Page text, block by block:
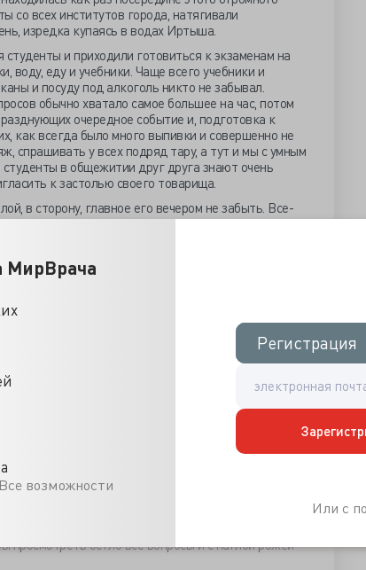
МирВрача
Все возможности
Регистрация
Регистрация
Или с
со всех институтов города, натягивали
изредка купаясь в водах Иртыша.
и приходили готовиться к экзаменам на
воду, еду и учебники. Чаще всего учебники и
и посуду под алкоголь никто не забывал.
обычно хватало самое большее на час, потом
очередное событие и, подготовка к
как всегда было много выпивки и совершенно не
спрашивать у всех подряд тару, а тут и мы с умным
в общежитии друг друга знают очень
к застолью своего товарища.
в сторону, главное его вечером не забыть. Все-
«пир на весь мир»! Заканчивалось все это ближе к
не отличались от предыдущих. К вечеру
Потом снова начинали собирать деньги на
родного общежития, по пути затарившись
к первому госэкзамену, да и то, по простой
экзамен сдавали по философии, но в эту
истории КПСС, политэкономии, научному атеизму и
вопросы по очередному пленуму или
что не дай бог в эти дни пройдет
стран в борьбе за мир. Тут уже волей-
газетам. К нашему счастью судьбоносных
и, овладев поверхностно знаниями по
первому госэкзамену.
и за три дня весь курс полностью сдавал
экзамен в первый день и к зависти и небольшому
мы гуляли три дня свою сдачу, а когда
к ним. Успешная сдача отмечалась таким
следующему экзамену оставалось два-три дня. Но
просмотреть бегло все вопросы и с наглой рожей